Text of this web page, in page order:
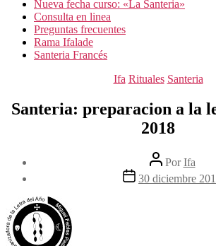
Nueva fecha curso: «La Santeria»
Consulta en linea
Preguntas frecuentes
Rama Ifalade
Santeria Francés
Categorías
Ifa Rituales Santeria
Santeria: preparacion a la
2018
Autor
de
la
PorIfa
Fecha30 diciembre